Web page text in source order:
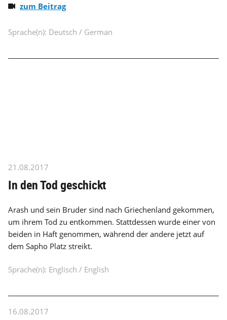
zum Beitrag
Sprache(n): Deutsch / German
21.08.2017
In den Tod geschickt
Arash und sein Bruder sind nach Griechenland gekommen,
um ihrem Tod zu entkommen. Stattdessen wurde einer von
beiden in Haft genommen, während der andere jetzt auf
dem Sapho Platz streikt.
Sprache(n): Englisch / English
16.08.2017